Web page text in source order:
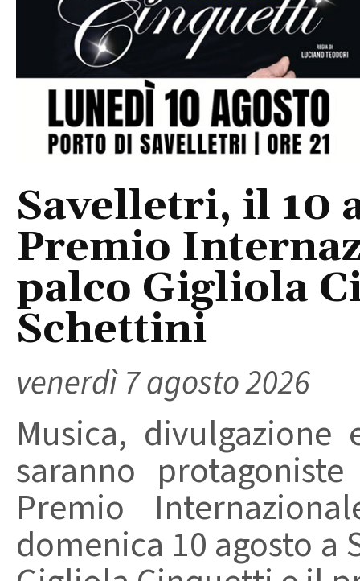
Savelletri, il 10
Premio
palco Gigliola
Schettini
venerdì 7 agosto 2026
Musica,
saranno
Premio
domenica 10 agosto